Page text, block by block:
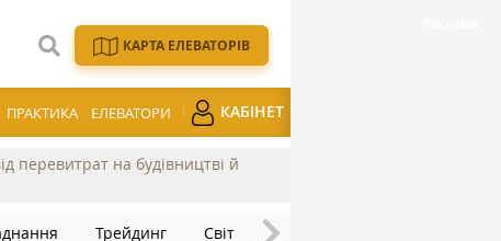
КАРТА ЕЛЕВАТОРІВ
ПРАКТИКА ЕЛЕВАТОРИ КАБІНЕТ
перевитрат на будівництві й
Трейдинг Світ